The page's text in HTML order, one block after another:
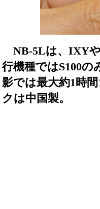
NB-5Lは、IXYや
行機種ではS100の
影では最大約1時
クは中国製。